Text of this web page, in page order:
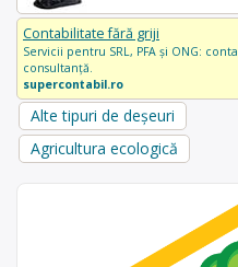
Contabilitate fără griji
Servicii pentru SRL, PFA și ONG:
consultanță.
supercontabil.ro
Alte tipuri de deșeuri
Agricultura ecologică